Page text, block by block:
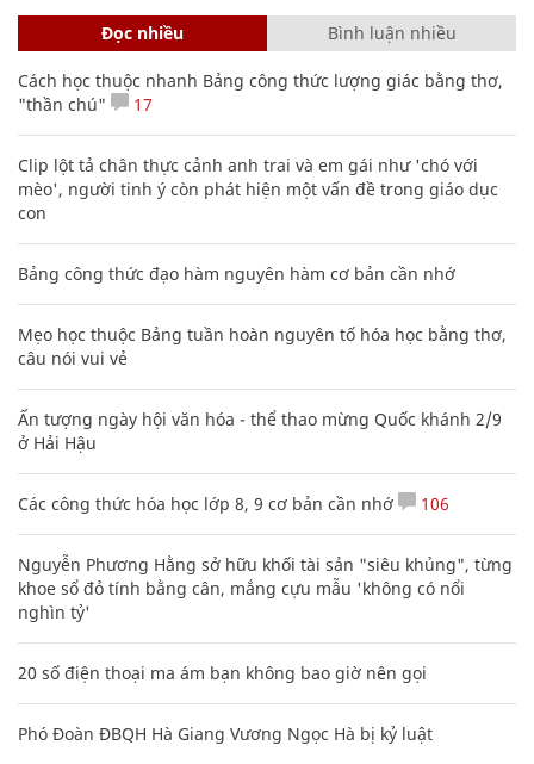
Đọc nhiều Bình luận nhiều
Cách học thuộc nhanh Bảng công thức lượng giác bằng thơ,
"thần chú"
17
Clip lột tả chân thực cảnh anh trai và em gái như 'chó với
mèo', người tinh ý còn phát hiện một vấn đề trong giáo dục
con
Bảng công thức đạo hàm nguyên hàm cơ bản cần nhớ
Mẹo học thuộc Bảng tuần hoàn nguyên tố hóa học bằng thơ,
câu nói vui vẻ
Ấn tượng ngày hội văn hóa - thể thao mừng Quốc khánh 2/9
ở Hải Hậu
Các công thức hóa học lớp 8, 9 cơ bản cần nhớ 106
Nguyễn Phương Hằng sở hữu khối tài sản "siêu khủng", từng
khoe sổ đỏ tính bằng cân, mắng cựu mẫu 'không có nổi
nghìn tỷ'
20 số điện thoại ma ám bạn không bao giờ nên gọi
Phó Đoàn ĐBQH Hà Giang Vương Ngọc Hà bị kỷ luật